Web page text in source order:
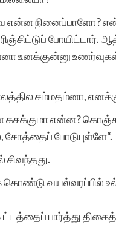
என்ன நினைப்பாளோ?
உனக்குன்னு
சம்மதம்னா,
என்ன? கொஞ்சம்
போடுபுள்ளே“.
சிவந்தது.
கொண்டு வயல்வரப்பில்
பார்த்து